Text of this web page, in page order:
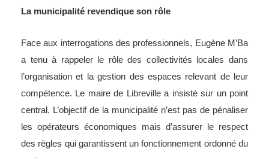
La municipalité revendique son rôle
Face aux interrogations des professionnels, Eugène M’Ba
a tenu à rappeler le rôle des collectivités locales dans
l’organisation et la gestion des espaces relevant de leur
compétence. Le maire de Libreville a insisté sur un point
central. L’objectif de la municipalité n’est pas de pénaliser
les opérateurs économiques mais d’assurer le respect
des règles qui garantissent un fonctionnement ordonné du